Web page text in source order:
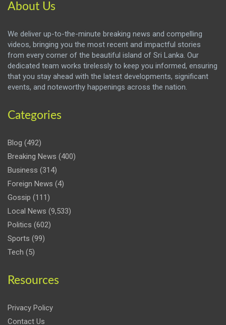
About Us
We deliver up-to-the-minute breaking news and compelling
videos, bringing you the most recent and impactful stories
from every corner of the beautiful island of Sri Lanka. Our
dedicated team works tirelessly to keep you informed, ensuring
that you stay ahead with the latest developments, significant
events, and noteworthy happenings across the nation.
Categories
Blog (492)
Breaking News (400)
Business (314)
Foreign News (4)
Gossip (111)
Local News (9,533)
Politics (602)
Sports (99)
Tech (5)
Resources
Privacy Policy
Contact Us